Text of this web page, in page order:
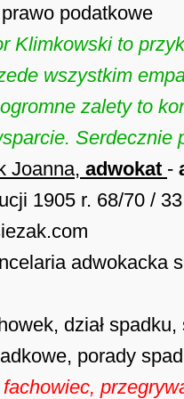
podatkowe
Klimkowski to
wszystkim
zalety to
Serdecznie
Joanna, adwokat -
1905 r. 68/70 /
adwokacka
dział
porady